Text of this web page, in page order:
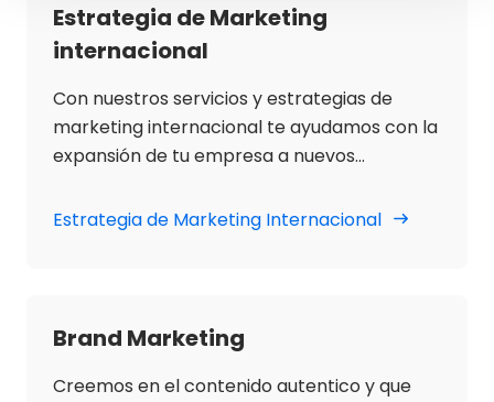
Estrategia de Marketing
internacional
Con nuestros servicios y estrategias de
marketing internacional te ayudamos con la
expansión de tu empresa a nuevos
Estrategia de Marketing Internacional
Brand Marketing
Creemos en el contenido autentico y que